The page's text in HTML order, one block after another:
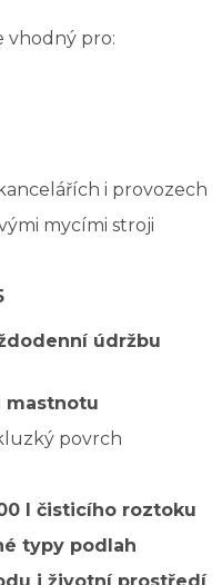
vhodný pro:
i provozech
mycími stroji
údržbu
mastnotu
povrch
l čisticího roztoku
typy podlah
i životní prostředí